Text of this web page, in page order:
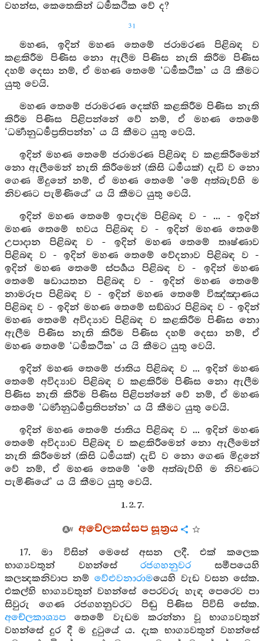
වහන්ස, කෙතෙකින් ධර්‍මකථික වේ ද?
31
මහණ, ඉදින් මහණ තෙමේ ජරාමරණ පිළිබඳ ව
කළකිරීම පිණිස නො ඇලීම පිණිස නැති කිරීම පිණිස
දහම් දෙසා නම්, ඒ මහණ තෙමේ ‘ධර්‍මකථික’ ය යි කීමට
යුතු වෙයි.
මහණ තෙමේ ජරාමරණ දෙක්හි කළකිරීම පිණිස නැති
කිරීම පිණිස පිළිපන්නේ වේ නම්, ඒ මහණ තෙමේ
‘ධර්‍මානුධර්‍මප්‍රතිපන්න’ ය යි කීමට යුතු වෙයි.
ඉදින් මහණ තෙමේ ජරාමරණ පිළිබඳ ව කළකිරීමෙන්
නො ඇලීමෙන් නැති කිරීමෙන් (කිසි ධර්‍මයක්) දැඩි ව නො
ගෙණ මිදුනේ නම්, ඒ මහණ තෙමේ ‘මේ අත්බැව්හි ම
නිවණට පැමිණියේ’ ය යි කීමට යුතු වෙයි.
ඉදින් මහණ තෙමේ ඉපැද්ම පිළිබඳ ව - ... - ඉදින්
මහණ තෙමේ භවය පිළිබඳ ව - ඉදින් මහණ තෙමේ
උපාදාන පිළිබඳ ව - ඉදින් මහණ තෙමේ තෘෂ්ණාව
පිළිබ ඳ ව - ඉදින් මහණ තෙමේ වේදනාව පිළිබඳ ව -
ඉදින් මහණ තෙමේ ස්පර්‍ශය පිළිබඳ ව - ඉදින් මහණ
තෙමේ ෂඩායතන පිළිබඳ ව - ඉදින් මහණ තෙමේ
නාමරූප පිළිබඳ ව - ඉදින් මහණ තෙමේ විඤ්ඤාණය
පිළිබඳ ව - ඉදින් මහණ තෙමේ සඞ්ඛාර පිළිබඳ ව - ඉදින්
මහණ තෙමේ අවිද්‍යාව පිළිබඳ ව කළකිරීම පිණිස නො
ඇලීම පිණිස නැති කිරීම පිණිස දහම් දෙසා නම්, ඒ
මහණ තෙමේ ‘ධර්‍මකථික’ ය යි කීමට යුතු වෙයි.
ඉදින් මහණ තෙමේ ජාතිය පිළිබඳ ව ... ඉදින් මහණ
තෙමේ අවිද්‍යාව පිළිබඳ ව කළකිරීම පිණිස නො ඇලීම
පිණිස නැති කිරීම පිණිස පිළිපන්නේ වේ නම්, ඒ මහණ
තෙමේ ‘ධර්‍මානුධර්‍මප්‍රතිපන්න’ ය යි කීමට යුතු වෙයි.
ඉදින් මහණ තෙමේ ජාතිය පිළිබඳ ව ... ඉදින් මහණ
තෙමේ අවිද්‍යාව පිළිබඳ ව කළකිරීමෙන් නො ඇලීමෙන්
නැති කිරීමෙන් (කිසි ධර්‍මයක්) දැඩි ව නො ගෙණ මිදුනේ
වේ නම්, ඒ මහණ තෙමේ ‘මේ අත්බැව්හි ම නිවණට
පැමිණියේ’ ය යි කීමට යුතු වෙයි.
1. 2. 7.
අචේලකස්සප සූත්‍රය
17. මා විසින් මෙසේ අසන ලදී. එක් කලෙක
භාග්‍යවතුන් වහන්සේරජගහනුවරසමීපයෙහි
කලන්‍දකනිවාප නම්වේළුවනාරාමයෙහි වැඩ වසන සේක.
එකල්හි භාග්‍යවතුන් වහන්සේ පෙරවරු හැඳ පෙරෙව පා
සිවුරු ගෙණ රජගහනුවරට පිඬු පිණිස පිවිසි සේක.
අචේලකාශ්‍යප තෙමේ වැඩම කරන්නා වූ භාග්‍යවතුන්
වහන්සේ දුර දී ම දුටුයේ ය. දැක භාග්‍යවතුන් වහන්සේ